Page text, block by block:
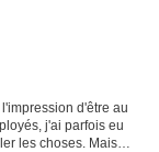
d'être au
j'ai parfois eu
les choses. Mais